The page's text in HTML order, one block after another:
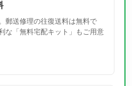
郵送修理の往復送料は無料で
な「無料宅配キット」もご用意